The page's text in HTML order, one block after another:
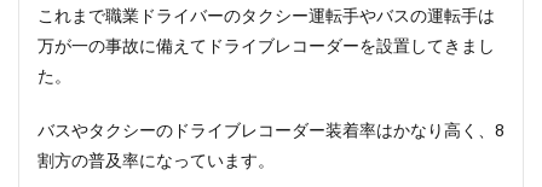
これまで職業ドライバーのタクシー運転手やバスの運転手は
万が一の事故に備えてドライブレコーダーを設置してきまし
た。
バスやタクシーのドライブレコーダー装着率はかなり高く、8
割方の普及率になっています。